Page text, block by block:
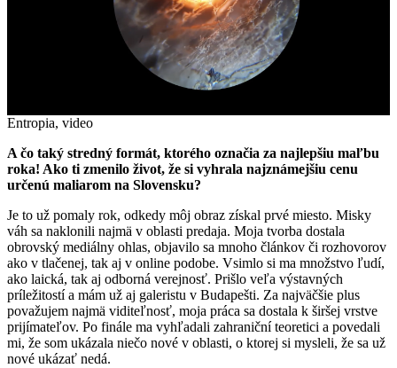
Entropia, video
A čo taký stredný formát, ktorého označia za najlepšiu maľbu
roka! Ako ti zmenilo život, že si vyhrala najznámejšiu cenu
určenú maliarom na Slovensku?
Je to už pomaly rok, odkedy môj obraz získal prvé miesto. Misky
váh sa naklonili najmä v oblasti predaja. Moja tvorba dostala
obrovský mediálny ohlas, objavilo sa mnoho článkov či rozhovorov
ako v tlačenej, tak aj v online podobe. Vsimlo si ma množstvo ľudí,
ako laická, tak aj odborná verejnosť. Prišlo veľa výstavných
príležitostí a mám už aj galeristu v Budapešti. Za najväčšie plus
považujem najmä viditeľnosť, moja práca sa dostala k širšej vrstve
prijímateľov. Po finále ma vyhľadali zahraniční teoretici a povedali
mi, že som ukázala niečo nové v oblasti, o ktorej si mysleli, že sa už
nové ukázať nedá.